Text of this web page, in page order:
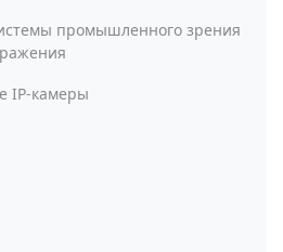
промышленного зрения
IP-камеры